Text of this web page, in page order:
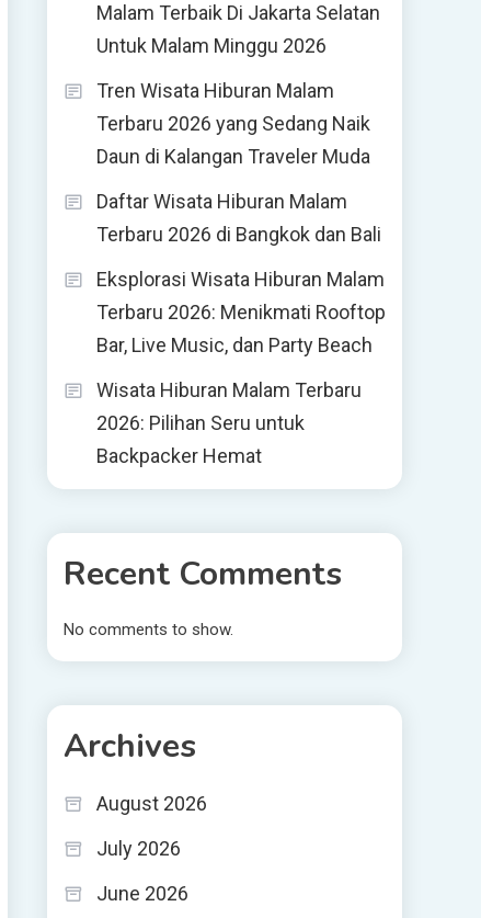
Malam Terbaik Di Jakarta Selatan
Untuk Malam Minggu 2026
Tren Wisata Hiburan Malam
Terbaru 2026 yang Sedang Naik
Daun di Kalangan Traveler Muda
Daftar Wisata Hiburan Malam
Terbaru 2026 di Bangkok dan Bali
Eksplorasi Wisata Hiburan Malam
Terbaru 2026: Menikmati Rooftop
Bar, Live Music, dan Party Beach
Wisata Hiburan Malam Terbaru
2026: Pilihan Seru untuk
Backpacker Hemat
Recent Comments
No comments to show.
Archives
August 2026
July 2026
June 2026